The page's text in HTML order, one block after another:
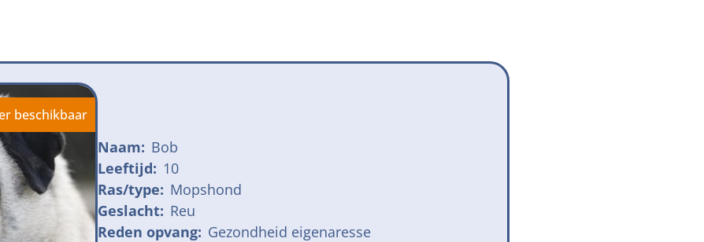
meldpunt bijtincidenten
tegen grasaren
beschikbaar
Naam: Bob
Leeftijd: 10
Ras/type: Mopshond
Geslacht: Reu
Reden opvang: Gezondheid eigenaresse